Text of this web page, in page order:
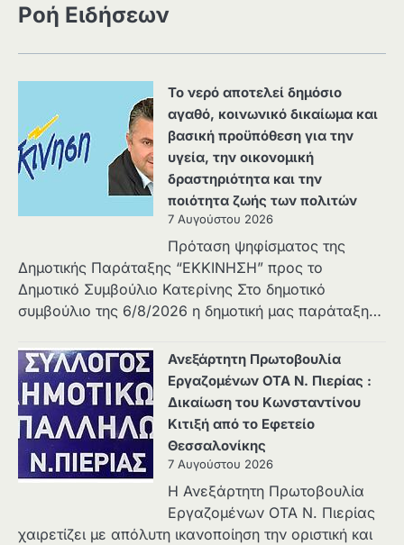
Ροή Ειδήσεων
Το νερό αποτελεί δημόσιο
αγαθό, κοινωνικό δικαίωμα και
βασική προϋπόθεση για την
υγεία, την οικονομική
δραστηριότητα και την
ποιότητα ζωής των πολιτών
7 Αυγούστου 2026
Πρόταση ψηφίσματος της
Δημοτικής Παράταξης “ΕΚΚΙΝΗΣΗ” προς το
Δημοτικό Συμβούλιο Κατερίνης Στο δημοτικό
συμβούλιο της 6/8/2026 η δημοτική μας παράταξη…
Ανεξάρτητη Πρωτοβουλία
Εργαζομένων ΟΤΑ Ν. Πιερίας :
Δικαίωση του Κωνσταντίνου
Κιτιξή από το Εφετείο
Θεσσαλονίκης
7 Αυγούστου 2026
Η Ανεξάρτητη Πρωτοβουλία
Εργαζομένων ΟΤΑ Ν. Πιερίας
χαιρετίζει με απόλυτη ικανοποίηση την οριστική και